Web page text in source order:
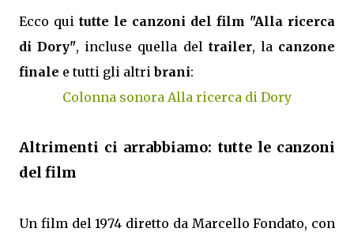
Ecco qui tutte le canzoni del film "Alla ricerca
di Dory", incluse quella del trailer, la canzone
finale e tutti gli altribrani:
Colonna sonora Alla ricerca di Dory
Altrimenti ci arrabbiamo: tutte le canzoni
del film
Un film del 1974 diretto da Marcello Fondato, con